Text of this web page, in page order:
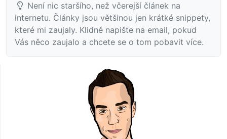
Není nic staršího, než včerejší článek na
internetu. Články jsou většinou jen krátké snippety,
které mi zaujaly. Klidně napište na email, pokud
Vás něco zaujalo a chcete se o tom pobavit více.